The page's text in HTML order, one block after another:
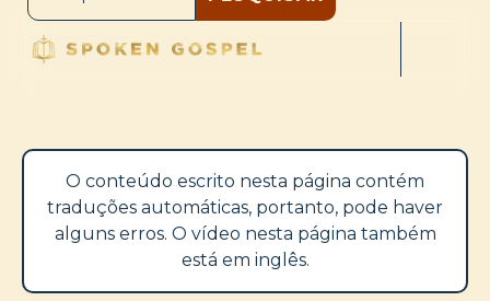
O conteúdo escrito nesta página contém
traduções automáticas, portanto, pode haver
alguns erros. O vídeo nesta página também
está em inglês.